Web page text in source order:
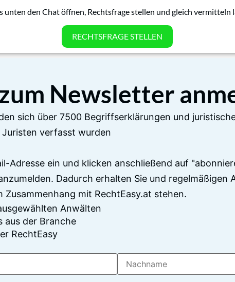
unten den Chat öffnen, Rechtsfrage stellen und gleich vermitteln
RECHTSFRAGE STELLEN
Newsletter
sich über 7500 Begriffserklärungen und
verfasst wurden
Adresse ein und klicken anschließend auf
Dadurch erhalten Sie und regelmäßigen
Zusammenhang mit RechtEasy.at stehen.
Anwälten
aus der Branche
RechtEasy